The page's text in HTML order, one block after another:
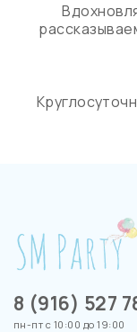
8 (916) 527
пн-пт с 10:00 до 19:00